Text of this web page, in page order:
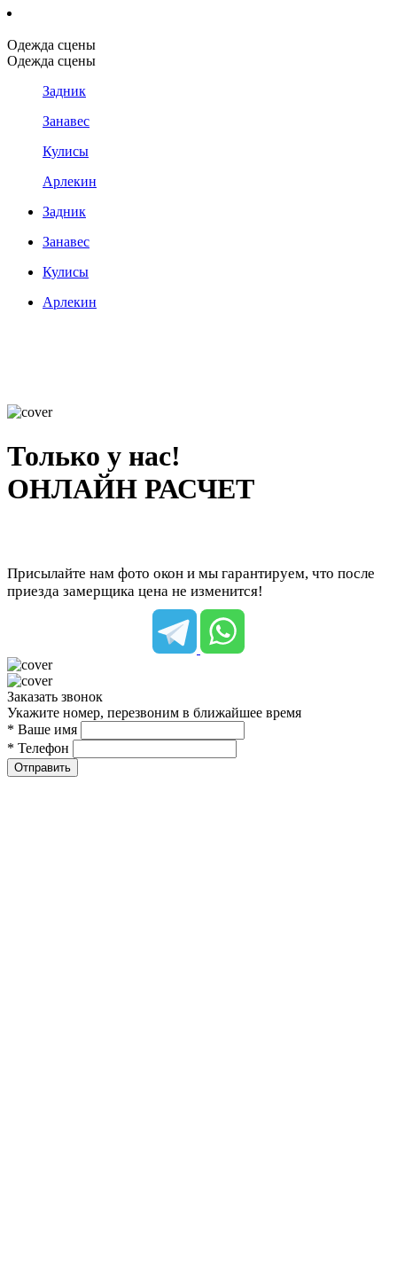
Одежда сцены
Одежда сцены
Задник
Занавес
Кулисы
Арлекин
Задник
Занавес
Кулисы
Арлекин
Только у нас!
ОНЛАЙН РАСЧЕТ
Присылайте нам фото окон и мы гарантируем, что после
приезда замерщика цена не изменится!
Заказать звонок
Укажите номер, перезвоним в ближайшее время
* Ваше имя
* Телефон
Отправить